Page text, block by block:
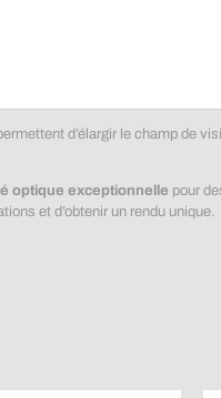
d’élargir le champ de
optique exceptionnelle pour
et d’obtenir un rendu unique.